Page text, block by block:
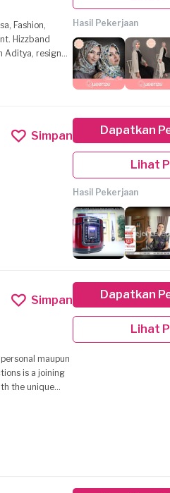
Fashion,
Aditya, resign
Hasil Pekerjaan
Simpan Dapatkan
Lihat
Hasil Pekerjaan
Simpan
maupun
is a joining
the unique
Dapatkan
Lihat